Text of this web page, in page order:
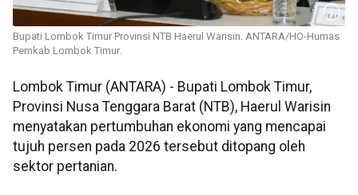
Bupati Lombok Timur Provinsi NTB Haerul Warisin. ANTARA/HO-Humas
Pemkab Lombok Timur.
Lombok Timur (ANTARA) - Bupati Lombok Timur,
Provinsi Nusa Tenggara Barat (NTB), Haerul Warisin
menyatakan pertumbuhan ekonomi yang mencapai
tujuh persen pada 2026 tersebut ditopang oleh
sektor pertanian.